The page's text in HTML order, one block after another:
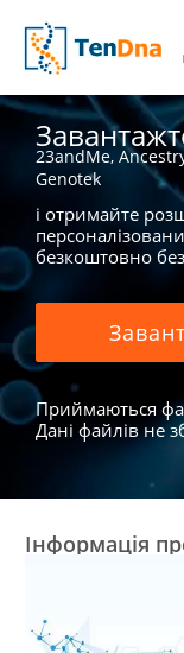
23andMe,
Genotek
і отримайте
безкоштовно без
Приймаються
Дані файлів не
Інформація